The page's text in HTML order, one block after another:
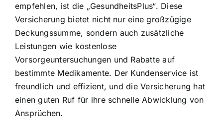
empfehlen, ist die „GesundheitsPlus“. Diese
Versicherung bietet nicht nur eine großzügige
Deckungssumme, sondern auch zusätzliche
Leistungen wie kostenlose
Vorsorgeuntersuchungen und Rabatte auf
bestimmte Medikamente. Der Kundenservice ist
freundlich und effizient, und die Versicherung hat
einen guten Ruf für ihre schnelle Abwicklung von
Ansprüchen.